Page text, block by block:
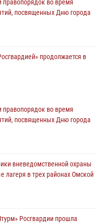
правопорядок во время
посвященных Дню города
продолжается в
(видео)
уникального передвижного
ходе в День крещения
правопорядок во время
посвященных Дню города
вневедомственной охраны
лагеря в трех районах Омской
Росгвардии прошла